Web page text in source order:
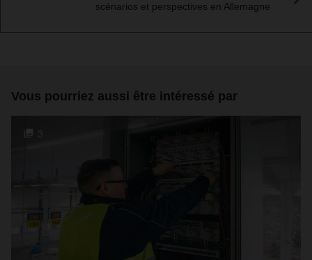
scénarios et perspectives en Allemagne
Vous pourriez aussi être intéressé par